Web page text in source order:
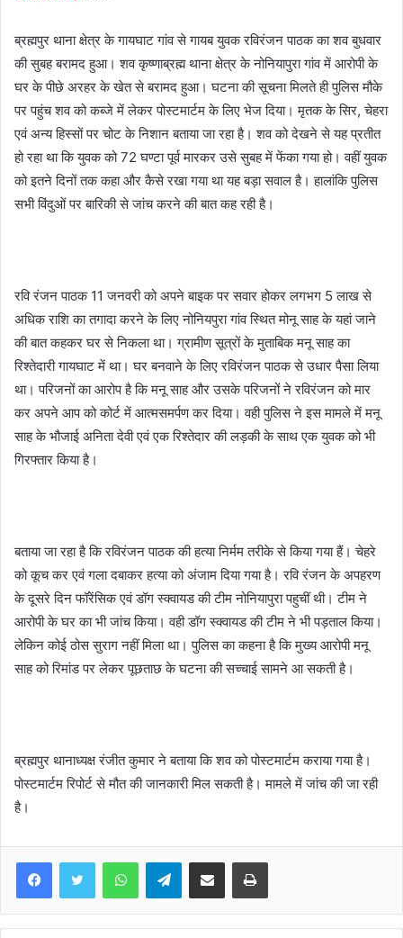
ब्रह्मपुर थाना क्षेत्र के गायघाट गांव से गायब युवक रविरंजन पाठक का शव बुधवार
की सुबह बरामद हुआ। शव कृष्णाब्रह्म थाना क्षेत्र के नोनियापुरा गांव में आरोपी के
घर के पीछे अरहर के खेत से बरामद हुआ। घटना की सूचना मिलते ही पुलिस मौके
पर पहुंच शव को कब्जे में लेकर पोस्टमार्टम के लिए भेज दिया। मृतक के सिर, चेहरा
एवं अन्य हिस्सों पर चोट के निशान बताया जा रहा है। शव को देखने से यह प्रतीत
हो रहा था कि युवक को 72 घण्टा पूर्व मारकर उसे सुबह में फेंका गया हो। वहीं युवक
को इतने दिनों तक कहा और कैसे रखा गया था यह बड़ा सवाल है। हालांकि पुलिस
सभी विंदुओं पर बारिकी से जांच करने की बात कह रही है।
रवि रंजन पाठक 11 जनवरी को अपने बाइक पर सवार होकर लगभग 5 लाख से
अधिक राशि का तगादा करने के लिए नोनियपुरा गांव स्थित मोनू साह के यहां जाने
की बात कहकर घर से निकला था। ग्रामीण सूत्रों के मुताबिक मनू साह का
रिश्तेदारी गायघाट में था। घर बनवाने के लिए रविरंजन पाठक से उधार पैसा लिया
था। परिजनों का आरोप है कि मनू साह और उसके परिजनों ने रविरंजन को मार
कर अपने आप को कोर्ट में आत्मसमर्पण कर दिया। वही पुलिस ने इस मामले में मनू
साह के भौजाई अनिता देवी एवं एक रिश्तेदार की लड़की के साथ एक युवक को भी
गिरफ्तार किया है।
बताया जा रहा है कि रविरंजन पाठक की हत्या निर्मम तरीके से किया गया हैं। चेहरे
को कूच कर एवं गला दबाकर हत्या को अंजाम दिया गया है। रवि रंजन के अपहरण
के दूसरे दिन फॉरेंसिक एवं डॉग स्क्वायड की टीम नोनियापुरा पहुचीं थी। टीम ने
आरोपी के घर का भी जांच किया। वही डॉग स्क्वायड की टीम ने भी पड़ताल किया।
लेकिन कोई ठोस सुराग नहीं मिला था। पुलिस का कहना है कि मुख्य आरोपी मनू
साह को रिमांड पर लेकर पूछताछ के घटना की सच्चाई सामने आ सकती है।
ब्रह्मपुर थानाध्यक्ष रंजीत कुमार ने बताया कि शव को पोस्टमार्टम कराया गया है।
पोस्टमार्टम रिपोर्ट से मौत की जानकारी मिल सकती है। मामले में जांच की जा रही
है।
Telegram